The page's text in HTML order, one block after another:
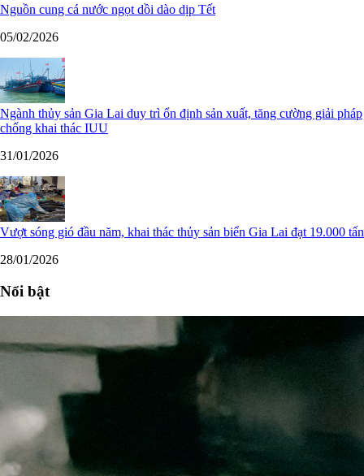
Nguồn cung cá nước ngọt dồi dào dịp Tết
05/02/2026
Ngành thủy sản Gia Lai duy trì ổn định sản xuất, tăng cường giải pháp
chống khai thác IUU
31/01/2026
Vượt sóng gió đầu năm, khai thác thủy sản biển Gia Lai đạt 19.000 tấn
28/01/2026
Nổi bật